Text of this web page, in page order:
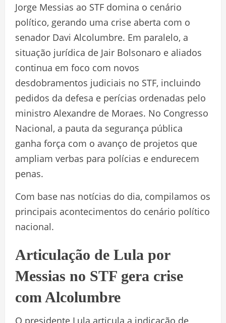
Jorge Messias ao STF domina o cenário
político, gerando uma crise aberta com o
senador Davi Alcolumbre. Em paralelo, a
situação jurídica de Jair Bolsonaro e aliados
continua em foco com novos
desdobramentos judiciais no STF, incluindo
pedidos da defesa e perícias ordenadas pelo
ministro Alexandre de Moraes. No Congresso
Nacional, a pauta da segurança pública
ganha força com o avanço de projetos que
ampliam verbas para polícias e endurecem
penas.
Com base nas notícias do dia, compilamos os
principais acontecimentos do cenário político
nacional.
Articulação de Lula por
Messias no STF gera crise
com Alcolumbre
O presidente Lula articula a indicação de